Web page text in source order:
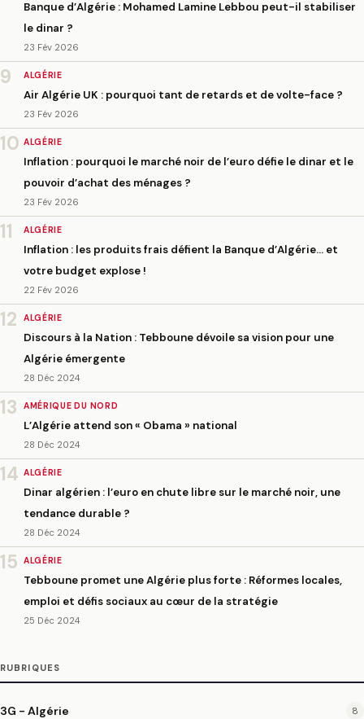
Banque d’Algérie : Mohamed Lamine Lebbou peut-il stabiliser
le dinar ?
23 Fév 2026
9 ALGÉRIE
Air Algérie UK : pourquoi tant de retards et de volte-face ?
23 Fév 2026
10 ALGÉRIE
Inflation : pourquoi le marché noir de l’euro défie le dinar et le
pouvoir d’achat des ménages ?
23 Fév 2026
11 ALGÉRIE
Inflation : les produits frais défient la Banque d’Algérie… et
votre budget explose !
22 Fév 2026
12 ALGÉRIE
Discours à la Nation : Tebboune dévoile sa vision pour une
Algérie émergente
28 Déc 2024
13 AMÉRIQUE DU NORD
L’Algérie attend son « Obama » national
28 Déc 2024
14 ALGÉRIE
Dinar algérien : l’euro en chute libre sur le marché noir, une
tendance durable ?
28 Déc 2024
15 ALGÉRIE
Tebboune promet une Algérie plus forte : Réformes locales,
emploi et défis sociaux au cœur de la stratégie
25 Déc 2024
RUBRIQUES
3G - Algérie 8